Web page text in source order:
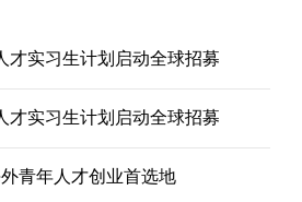
实习生计划启动全球招募
实习生计划启动全球招募
青年人才创业首选地